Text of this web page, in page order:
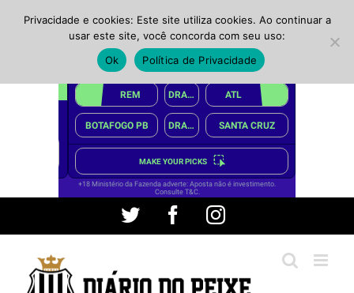
conteúdo
Twitter FacebookInstagram
Privacidade e cookies: Este site utiliza cookies. Ao continuar a
usar este site, você concorda com seu uso:
Ok
Política de Privacidade